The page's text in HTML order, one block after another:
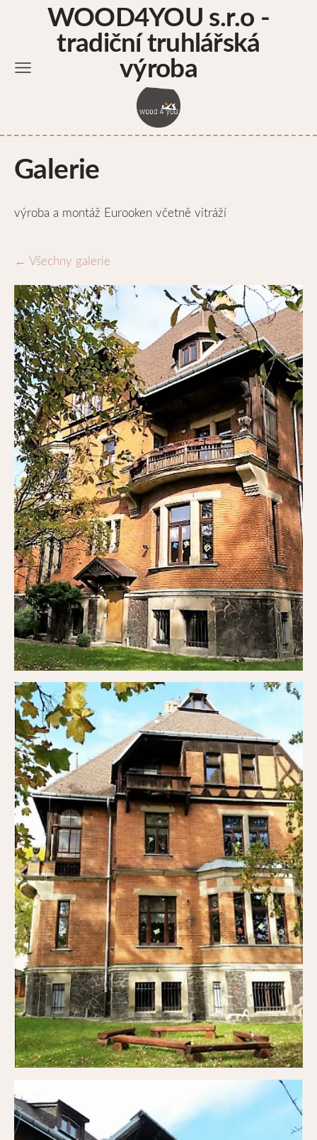
WOOD4YOU s.r.o -
tradiční truhlářská
výroba
Galerie
výroba a montáž Eurooken včetně vitráží
Všechny galerie